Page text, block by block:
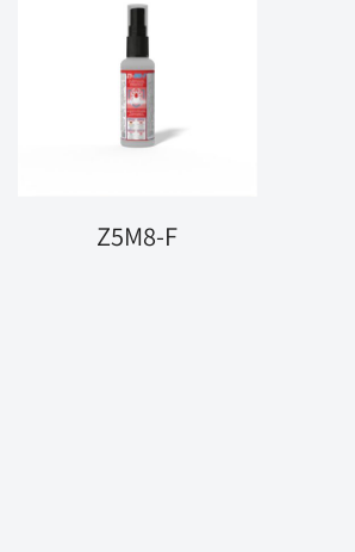
Z5M8-F